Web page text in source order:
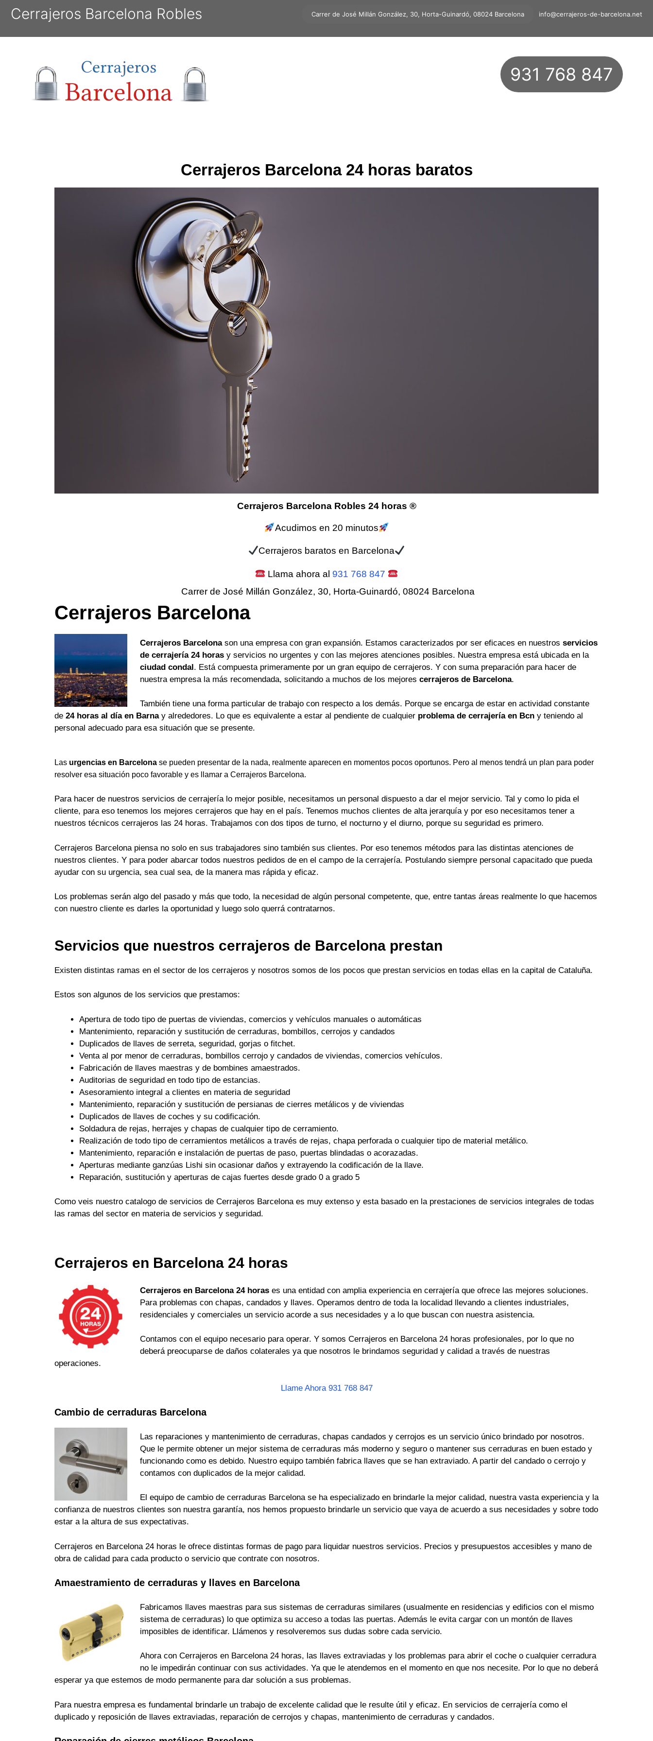
Carrer de José Millán González, 30, Horta-Guinardó, 08024 Barcelona
Cerrajeros Barcelona Robles info@cerrajeros-de-barcelona.net
931 768 847
Cerrajeros Barcelona 24 horas baratos
Cerrajeros Barcelona Robles 24 horas ®
Acudimos en 20 minutos
Cerrajeros baratos en Barcelona
Llama ahora al 931 768 847
Carrer de José Millán González, 30, Horta-Guinardó, 08024 Barcelona
Cerrajeros Barcelona
Cerrajeros Barcelonason una empresa con gran expansión. Estamos caracterizados por ser eficaces en nuestros servicios
de cerrajería 24 horasy servicios no urgentes y con las mejores atenciones posibles. Nuestra empresa está ubicada en la
ciudad condal. Está compuesta primeramente por un gran equipo de cerrajeros. Y con suma preparación para hacer de
nuestra empresa la más recomendada, solicitando a muchos de los mejores cerrajeros de Barcelona.
También tiene una forma particular de trabajo con respecto a los demás. Porque se encarga de estar en actividad constante
de 24 horas al día en Barnay alrededores. Lo que es equivalente a estar al pendiente de cualquier problema de cerrajería en Bcn y teniendo al
personal adecuado para esa situación que se presente.
Las urgencias en Barcelona se pueden presentar de la nada, realmente aparecen en momentos pocos oportunos. Pero al menos tendrá un plan para poder
resolver esa situación poco favorable y es llamar a Cerrajeros Barcelona.
Para hacer de nuestros servicios de cerrajería lo mejor posible, necesitamos un personal dispuesto a dar el mejor servicio. Tal y como lo pida el
cliente, para eso tenemos los mejores cerrajeros que hay en el país. Tenemos muchos clientes de alta jerarquía y por eso necesitamos tener a
nuestros técnicos cerrajeros las 24 horas. Trabajamos con dos tipos de turno, el nocturno y el diurno, porque su seguridad es primero.
Cerrajeros Barcelona piensa no solo en sus trabajadores sino también sus clientes. Por eso tenemos métodos para las distintas atenciones de
nuestros clientes. Y para poder abarcar todos nuestros pedidos de en el campo de la cerrajería. Postulando siempre personal capacitado que pueda
ayudar con su urgencia, sea cual sea, de la manera mas rápida y eficaz.
Los problemas serán algo del pasado y más que todo, la necesidad de algún personal competente, que, entre tantas áreas realmente lo que hacemos
con nuestro cliente es darles la oportunidad y luego solo querrá contratarnos.
Servicios que nuestros cerrajeros de Barcelona prestan
Existen distintas ramas en el sector de los cerrajeros y nosotros somos de los pocos que prestan servicios en todas ellas en la capital de Cataluña.
Estos son algunos de los servicios que prestamos:
Apertura de todo tipo de puertas de viviendas, comercios y vehículos manuales o automáticas
Mantenimiento, reparación y sustitución de cerraduras, bombillos, cerrojos y candados
Duplicados de llaves de serreta, seguridad, gorjas o fitchet.
Venta al por menor de cerraduras, bombillos cerrojo y candados de viviendas, comercios vehículos.
Fabricación de llaves maestras y de bombines amaestrados.
Auditorias de seguridad en todo tipo de estancias.
Asesoramiento integral a clientes en materia de seguridad
Mantenimiento, reparación y sustitución de persianas de cierres metálicos y de viviendas
Duplicados de llaves de coches y su codificación.
Soldadura de rejas, herrajes y chapas de cualquier tipo de cerramiento.
Realización de todo tipo de cerramientos metálicos a través de rejas, chapa perforada o cualquier tipo de material metálico.
Mantenimiento, reparación e instalación de puertas de paso, puertas blindadas o acorazadas.
Aperturas mediante ganzúas Lishi sin ocasionar daños y extrayendo la codificación de la llave.
Reparación, sustitución y aperturas de cajas fuertes desde grado 0 a grado 5
Como veis nuestro catalogo de servicios de Cerrajeros Barcelona es muy extenso y esta basado en la prestaciones de servicios integrales de todas
las ramas del sector en materia de servicios y seguridad.
Cerrajeros en Barcelona 24 horas
Cerrajeros en Barcelona 24 horases una entidad con amplia experiencia en cerrajería que ofrece las mejores soluciones.
Para problemas con chapas, candados y llaves. Operamos dentro de toda la localidad llevando a clientes industriales,
residenciales y comerciales un servicio acorde a sus necesidades y a lo que buscan con nuestra asistencia.
Contamos con el equipo necesario para operar. Y somos Cerrajeros en Barcelona 24 horas profesionales, por lo que no
deberá preocuparse de daños colaterales ya que nosotros le brindamos seguridad y calidad a través de nuestras
operaciones.
Llame Ahora 931 768 847
Cambio de cerraduras Barcelona
Las reparaciones y mantenimiento de cerraduras, chapas candados y cerrojos es un servicio único brindado por nosotros.
Que le permite obtener un mejor sistema de cerraduras más moderno y seguro o mantener sus cerraduras en buen estado y
funcionando como es debido. Nuestro equipo también fabrica llaves que se han extraviado. A partir del candado o cerrojo y
contamos con duplicados de la mejor calidad.
El equipo de cambio de cerraduras Barcelona se ha especializado en brindarle la mejor calidad, nuestra vasta experiencia y la
confianza de nuestros clientes son nuestra garantía, nos hemos propuesto brindarle un servicio que vaya de acuerdo a sus necesidades y sobre todo
estar a la altura de sus expectativas.
Cerrajeros en Barcelona 24 horas le ofrece distintas formas de pago para liquidar nuestros servicios. Precios y presupuestos accesibles y mano de
obra de calidad para cada producto o servicio que contrate con nosotros.
Amaestramiento de cerraduras y llaves en Barcelona
Fabricamos llaves maestras para sus sistemas de cerraduras similares (usualmente en residencias y edificios con el mismo
sistema de cerraduras) lo que optimiza su acceso a todas las puertas. Además le evita cargar con un montón de llaves
imposibles de identificar. Llámenos y resolveremos sus dudas sobre cada servicio.
Ahora con Cerrajeros en Barcelona 24 horas, las llaves extraviadas y los problemas para abrir el coche o cualquier cerradura
no le impedirán continuar con sus actividades. Ya que le atendemos en el momento en que nos necesite. Por lo que no deberá
esperar ya que estemos de modo permanente para dar solución a sus problemas.
Para nuestra empresa es fundamental brindarle un trabajo de excelente calidad que le resulte útil y eficaz. En servicios de cerrajería como el
duplicado y reposición de llaves extraviadas, reparación de cerrojos y chapas, mantenimiento de cerraduras y candados.